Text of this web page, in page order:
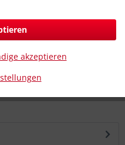
1-3 Werktage
akzeptieren